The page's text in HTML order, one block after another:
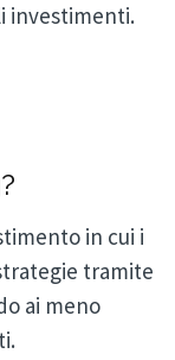
investimenti.
in cui i
tramite
ai meno